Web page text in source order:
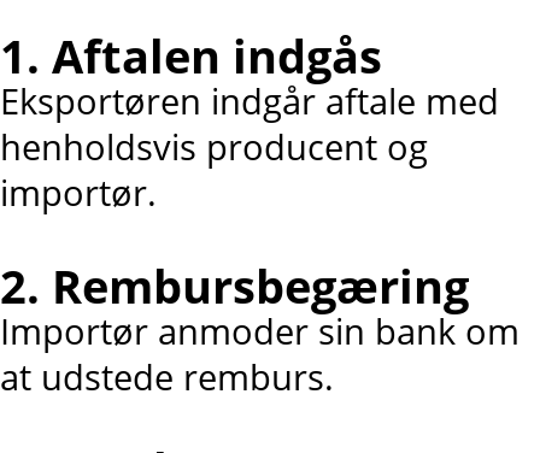
1. Aftalen indgås
Eksportøren indgår aftale med
henholdsvis producent og
importør.
2. Rembursbegæring
Importør anmoder sin bank om
at udstede remburs.